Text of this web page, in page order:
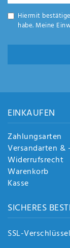
Hiermit
habe. Meine
EINKAUFEN
Zahlungsarten
Versandarten &
Widerrufsrecht
Warenkorb
Kasse
SICHERES
SSL-